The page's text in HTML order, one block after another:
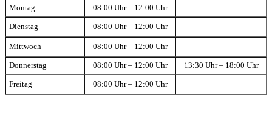
Montag 08:00 Uhr – 12:00 Uhr
Dienstag 08:00 Uhr – 12:00 Uhr
Mittwoch 08:00 Uhr – 12:00 Uhr
Donnerstag 08:00 Uhr – 12:00 Uhr 13:30 Uhr – 18:00 Uhr
Freitag 08:00 Uhr – 12:00 Uhr